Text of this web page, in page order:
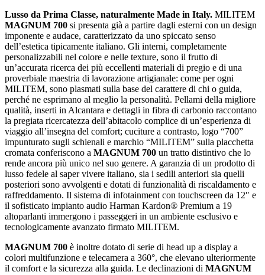
Lusso da Prima Classe, naturalmente Made in Italy. MILITEM
MAGNUM 700 si presenta già a partire dagli esterni con un design
imponente e audace, caratterizzato da uno spiccato senso
dell’estetica tipicamente italiano. Gli interni, completamente
personalizzabili nel colore e nelle texture, sono il frutto di
un’accurata ricerca dei più eccellenti materiali di pregio e di una
proverbiale maestria di lavorazione artigianale: come per ogni
MILITEM, sono plasmati sulla base del carattere di chi o guida,
perché ne esprimano al meglio la personalità. Pellami della migliore
qualità, inserti in Alcantara e dettagli in fibra di carbonio raccontano
la pregiata ricercatezza dell’abitacolo complice di un’esperienza di
viaggio all’insegna del comfort; cuciture a contrasto, logo “700”
impunturato sugli schienali e marchio “MILITEM” sulla placchetta
cromata conferiscono a MAGNUM 700 un tratto distintivo che lo
rende ancora più unico nel suo genere. A garanzia di un prodotto di
lusso fedele al saper vivere italiano, sia i sedili anteriori sia quelli
posteriori sono avvolgenti e dotati di funzionalità di riscaldamento e
raffreddamento. Il sistema di infotainment con touchscreen da 12″ e
il sofisticato impianto audio Harman Kardon® Premium a 19
altoparlanti immergono i passeggeri in un ambiente esclusivo e
tecnologicamente avanzato firmato MILITEM.
MAGNUM 700 è inoltre dotato di serie di head up a display a
colori multifunzione e telecamera a 360°, che elevano ulteriormente
il comfort e la sicurezza alla guida. Le declinazioni di MAGNUM